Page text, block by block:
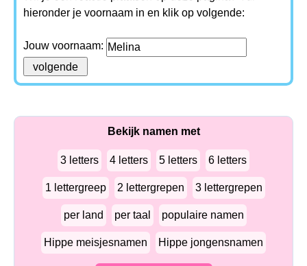
hieronder je voornaam in en klik op volgende:
Jouw voornaam:
Bekijk namen met
3 letters 4 letters 5 letters 6 letters
1 lettergreep 2 lettergrepen 3 lettergrepen
per land per taal populaire namen
Hippe meisjesnamen Hippe jongensnamen